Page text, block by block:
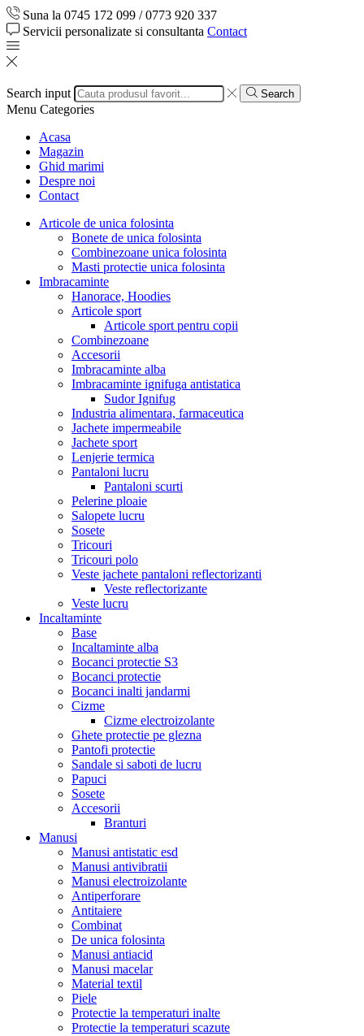
Suna la 0745 172 099 / 0773 920 337
Servicii personalizate si consultanta Contact
Search input Search
Menu Categories
Acasa
Magazin
Ghid marimi
Despre noi
Contact
Articole de unica folosinta
Bonete de unica folosinta
Combinezoane unica folosinta
Masti protectie unica folosinta
Imbracaminte
Hanorace, Hoodies
Articole sport
Articole sport pentru copii
Combinezoane
Accesorii
Imbracaminte alba
Imbracaminte ignifuga antistatica
Sudor Ignifug
Industria alimentara, farmaceutica
Jachete impermeabile
Jachete sport
Lenjerie termica
Pantaloni lucru
Pantaloni scurti
Pelerine ploaie
Salopete lucru
Sosete
Tricouri
Tricouri polo
Veste jachete pantaloni reflectorizanti
Veste reflectorizante
Veste lucru
Incaltaminte
Base
Incaltaminte alba
Bocanci protectie S3
Bocanci protectie
Bocanci inalti jandarmi
Cizme
Cizme electroizolante
Ghete protectie pe glezna
Pantofi protectie
Sandale si saboti de lucru
Papuci
Sosete
Accesorii
Branturi
Manusi
Manusi antistatic esd
Manusi antivibratii
Manusi electroizolante
Antiperforare
Antitaiere
Combinat
De unica folosinta
Manusi antiacid
Manusi macelar
Material textil
Piele
Protectie la temperaturi inalte
Protectie la temperaturi scazute